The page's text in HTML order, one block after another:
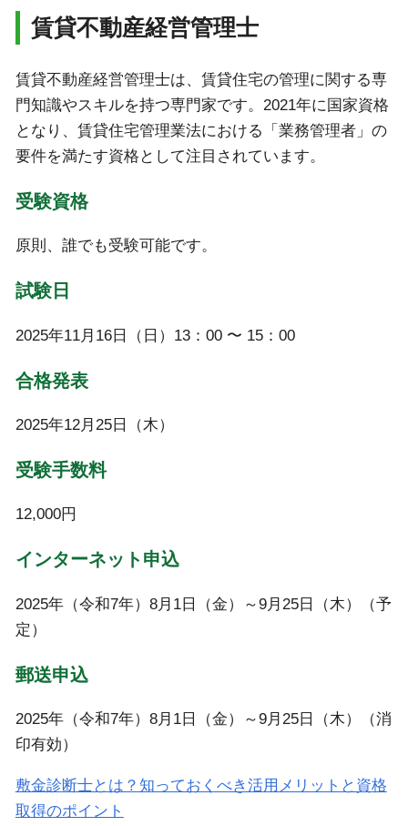
賃貸不動産経営管理士
賃貸不動産経営管理士は、賃貸住宅の管理に関する専
門知識やスキルを持つ専門家です。2021年に国家資格
となり、賃貸住宅管理業法における「業務管理者」の
要件を満たす資格として注目されています。
受験資格
原則、誰でも受験可能です。
試験日
2025年11月16日（日）13：00 〜 15：00
合格発表
2025年12月25日（木）
受験手数料
12,000円
インターネット申込
2025年（令和7年）8月1日（金）～9月25日（木）（予
定）
郵送申込
2025年（令和7年）8月1日（金）～9月25日（木）（消
印有効）
敷金診断士とは？知っておくべき活用メリットと資格
取得のポイント